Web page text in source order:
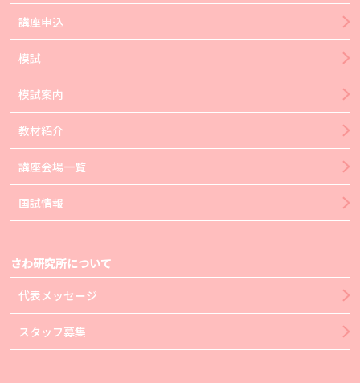
講座申込
模試
模試案内
教材紹介
講座会場一覧
国試情報
さわ研究所について
代表メッセージ
スタッフ募集